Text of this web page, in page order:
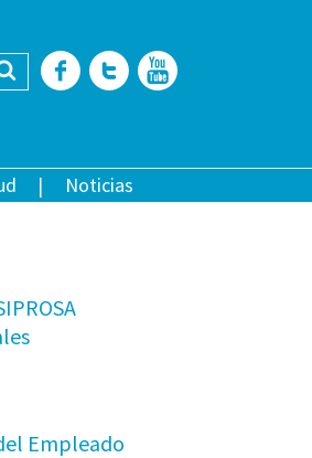
Buscar Facebook
Twitter
Noticias
Empleado